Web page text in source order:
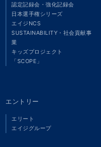
認定記録会・強化記録会
日本選手権シリーズ
エイジNCS
SUSTAINABILITY・社会貢献事
業
キッズプロジェクト
「SCOPE」
エントリー
エリート
エイジグループ